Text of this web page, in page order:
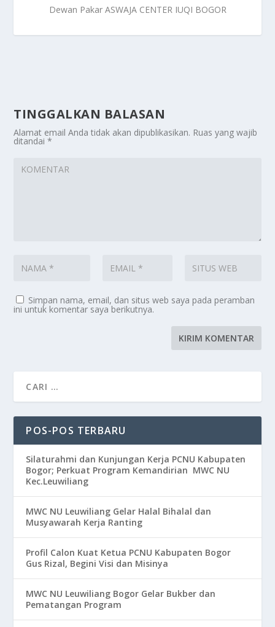
Dewan Pakar ASWAJA CENTER IUQI BOGOR
TINGGALKAN BALASAN
Alamat email Anda tidak akan dipublikasikan. Ruas yang wajib
ditandai*
Simpan nama, email, dan situs web saya pada peramban
ini untuk komentar saya berikutnya.
POS-POS TERBARU
Silaturahmi dan Kunjungan Kerja PCNU Kabupaten
Bogor; Perkuat Program Kemandirian MWC NU
Kec.Leuwiliang
MWC NU Leuwiliang Gelar Halal Bihalal dan
Musyawarah Kerja Ranting
Profil Calon Kuat Ketua PCNU Kabupaten Bogor
Gus Rizal, Begini Visi dan Misinya
MWC NU Leuwiliang Bogor Gelar Bukber dan
Pematangan Program